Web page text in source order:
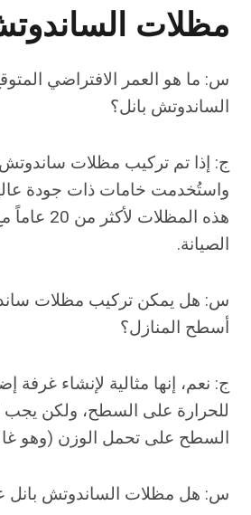
مظلات
س: ما هو العمر الافتراضي
الساندوتش بانل؟
ج: إذا تم تركيب مظلات ساندوتش
واستُخدمت خامات ذات جودة
هذه المظلات
الصيانة.
س: هل يمكن تركيب مظلات
أسطح المنازل؟
ج: نعم، إنها مثالية لإنشاء غرفة
للحرارة على السطح، ولكن يجب
السطح على تحمل الوزن (وهو
س: هل مظلات الساندوتش بانل